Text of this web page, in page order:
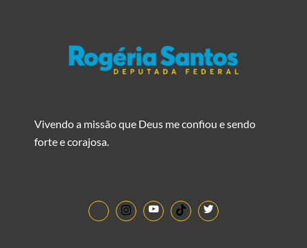
Vivendo a missão que Deus me confiou e sendo
forte e corajosa.